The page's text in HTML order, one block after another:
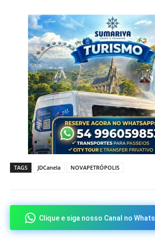
TAGS JDCanela NOVAPETRÓPOLIS
Clique e siga nosso Canal no Whats